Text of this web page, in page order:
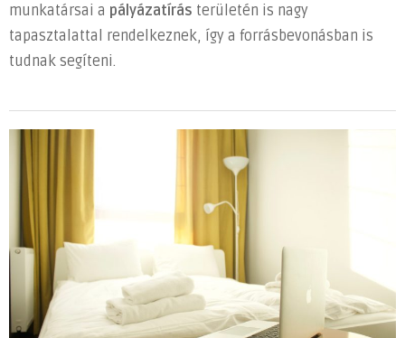
munkatársai a pályázatírás területén is nagy
tapasztalattal rendelkeznek, így a forrásbevonásban is
tudnak segíteni.